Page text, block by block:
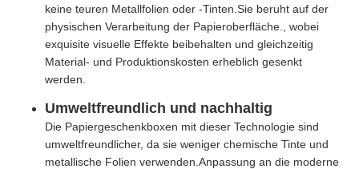
keine teuren Metallfolien oder -Tinten.Sie beruht auf der
physischen Verarbeitung der Papieroberfläche., wobei
exquisite visuelle Effekte beibehalten und gleichzeitig
Material- und Produktionskosten erheblich gesenkt
werden.
Umweltfreundlich und nachhaltig
Die Papiergeschenkboxen mit dieser Technologie sind
umweltfreundlicher, da sie weniger chemische Tinte und
metallische Folien verwenden.Anpassung an die moderne